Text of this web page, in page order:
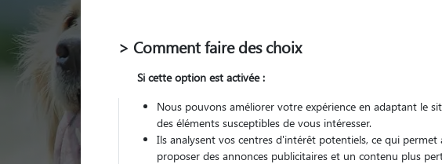
> Comment faire des choix
Si cette option est activée :
Nous pouvons améliorer votre expérience en adaptant le
des éléments susceptibles de vous intéresser.
Ils analysent vos centres d'intérêt potentiels, ce qui permet
proposer des annonces publicitaires et un contenu plus